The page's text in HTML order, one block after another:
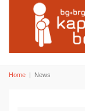
Home | News